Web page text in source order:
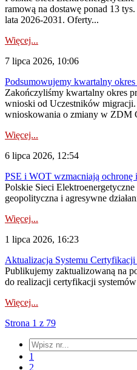
ramową na dostawę ponad 13
lata 2026-2031. Oferty...
Więcej...
7 lipca 2026, 10:06
Podsumowujemy kwartalny
Zakończyliśmy kwartalny okres
wnioski od Uczestników
wnioskowania o zmiany w ZDM
Więcej...
6 lipca 2026, 12:54
PSE i WOT wzmacniają
Polskie Sieci
geopolityczna i agresywne
Więcej...
1 lipca 2026, 16:23
Aktualizacja Systemu
Publikujemy zaktualizowaną na
do realizacji certyfikacji
Więcej...
Strona 1 z 79
1
2